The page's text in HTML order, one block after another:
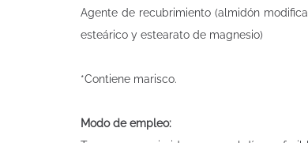
Agente de recubrimiento (almidón
esteárico y estearato de magnesio)
*Contiene marisco.
Modo de empleo: